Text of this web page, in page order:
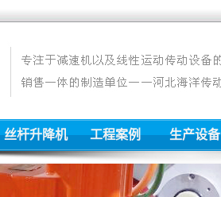
丝杆升降机 工程案例 生产设备